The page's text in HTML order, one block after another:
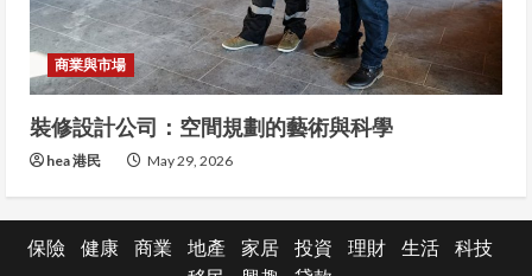
商業與市場
裝修設計公司：空間規劃的藝術與科學
hea 港民 May 29, 2026
保險 健康 商業 地產 家居 投資 理財 生活
科技